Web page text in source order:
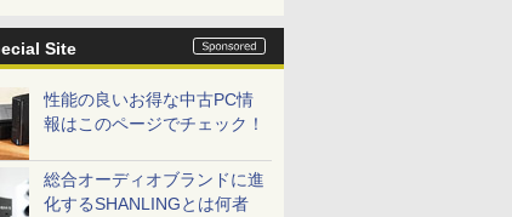
Site
性能の良いお得な中古PC情
報はこのページでチェック！
総合オーディオブランドに進
化するSHANLINGとは何者